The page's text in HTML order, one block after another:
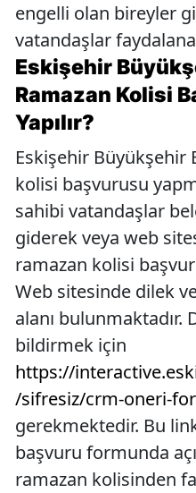
engelli olan bireyler
vatandaşlar
Eskişehir
Ramazan Kolisi
Yapılır?
Eskişehir Büyükşehir
kolisi başvurusu
sahibi vatandaşlar
giderek veya web
ramazan kolisi
Web sitesinde dilek
alanı bulunmaktadır.
bildirmek için
https://
/sifresiz/crm-oneri-
gerekmektedir. Bu
başvuru formunda
ramazan kolisinden